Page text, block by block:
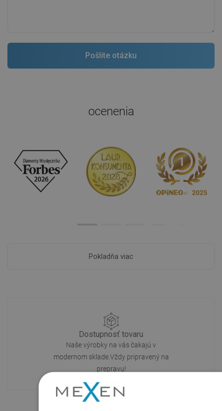
ocenenia
Pokladňa viac
Dostupnosť tovaru
Naše výrobky na vás čakajú v
modernom sklade.Vždy pripravený na
prepravu!